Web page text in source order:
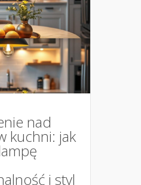
nad
kuchni: jak
i styl